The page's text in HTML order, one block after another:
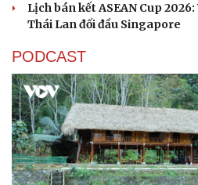
Lịch bán kết ASEAN Cup
Thái Lan đối đầu Singapore
PODCAST